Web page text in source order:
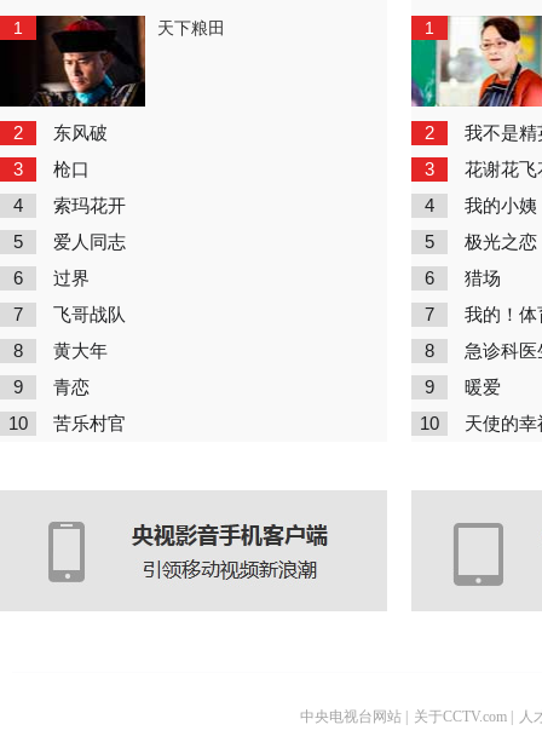
1 天下粮田
2 东风破
3 枪口
4 索玛花开
5 爱人同志
6 过界
7 飞哥战队
8 黄大年
9 青恋
10 苦乐村官
1
2 我不是精
3 花谢花飞
4 我的小姨
5 极光之恋
6 猎场
7 我的！体
8 急诊科医
9 暖爱
10 天使的幸
中央电视台网站 关于CCTV.com 人